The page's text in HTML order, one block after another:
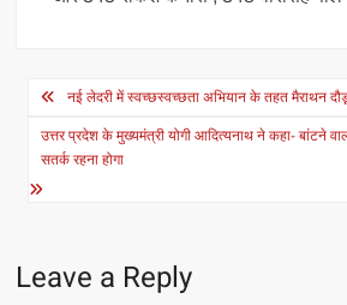
Post
navigation
नई लेदरी में स्वच्छस्वच्छता अभियान के तहत मैराथन
उत्तर प्रदेश के मुख्यमंत्री योगी आदित्यनाथ ने कहा- बांटने
सतर्क रहना होगा
Leave a Reply